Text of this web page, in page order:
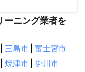
ーニング業者を
三島市
富士宮市
焼津市
掛川市